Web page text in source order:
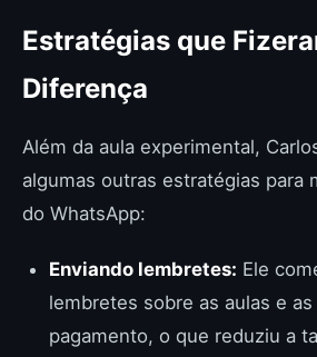
Estratégias que
Diferença
Além da aula experimental,
algumas outras estratégias para
do WhatsApp:
Enviando lembretes: Ele
lembretes sobre as aulas e
pagamento, o que reduziu a